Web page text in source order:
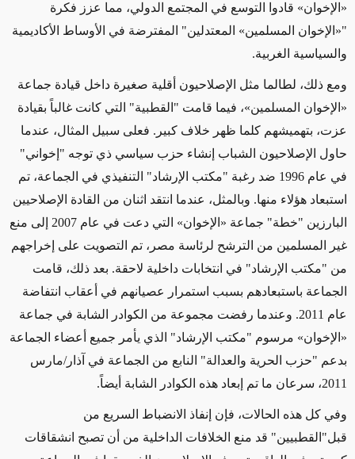
«الإخوان» قادوا التوسع في المجتمع الدولي، مما عزز فكرة
"«الإخوان المسلمين» المعتدلين" المفترضة في الأوساط الأكاديمية
والسياسية الغربية.
ومع ذلك، لطالما مثل الإصلاحيون أقلية صغيرة داخل قيادة جماعة
«الإخوان المسلمين»، فيما قامت " القطبية" التي كانت غالباً بقيادة
عزت، بتهميشهم كلما ظهر خلاف كبير. فعلى سبيل المثال، عندما
حاول الإصلاحيون الشباب إنشاء حزب سياسي ذي توجه "إخواني"
في عام 1996 ضد رغبة "مكتب الإرشاد" التنفيذي في الجماعة، تم
استبعاد هؤلاء منها. وبالمثل، عندما انتقد اثنان من القادة الإصلاحيين
البارزين "خطة" جماعة «الإخوان» التي دعت في عام 2007 إلى منع
غير المسلمين من الترشح لرئاسة مصر، تم التصويت على إخراجهم
من "مكتب الإرشاد" في انتخابات داخلية لاحقة. بعد ذلك، قامت
الجماعة باستبعادهم بسبب استمرار عصيانهم في أعقاب انتفاضة
عام 2011. وعندما رفضت مجموعة من الكوادر الشابة في جماعة
«الإخوان» مرسوم "مكتب الإرشاد" الذي يأمر جميع أعضاء الجماعة
بدعم "حزب الحرية والعدالة" النابع من الجماعة في آذار/مارس
2011، سرعان ما تم إبعاد هذه الكوادر الشابة أيضاً.
وفي كل هذه الحالات، فإن إنفاذ الانضباط السريع من
قبل"القطبيين" قد منع الخلافات الداخلية من أن تصبح انشقاقات